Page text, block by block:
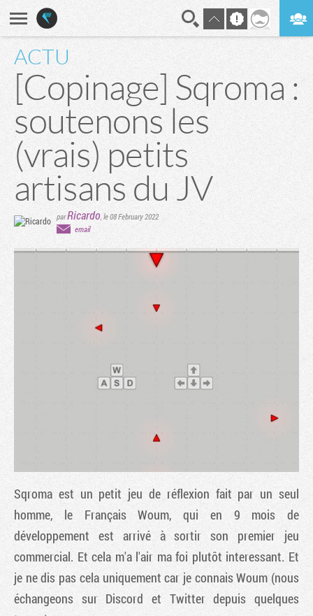
ACTU
[Copinage] Sqroma :
soutenons les
(vrais) petits
artisans du JV
parRicardo,le 08 February 2022
email
Sqroma est un petit jeu de réflexion fait par un seul
homme, le Français Woum, qui en 9 mois de
développement est arrivé à sortir son premier jeu
commercial. Et cela m'a l'air ma foi plutôt interessant. Et
je ne dis pas cela uniquement car je connais Woum (nous
échangeons sur Discord et Twitter depuis quelques